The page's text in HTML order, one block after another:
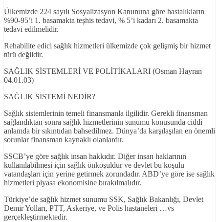
Ülkemizde 224 sayılı Sosyalizasyon Kanununa göre hastalıkların
%90-95’i 1. basamakta teşhis tedavi, % 5’i kadarı 2. basamakta
tedavi edilmelidir.
Rehabilite edici sağlık hizmetleri ülkemizde çok gelişmiş bir hizmet
türü değildir.
SAĞLIK SİSTEMLERİ VE POLİTİKALARI (Osman Hayran
04.01.03)
SAĞLIK SİSTEMİ NEDİR?
Sağlık sistemlerinin temeli finansmanla ilgilidir. Gerekli finansman
sağlandıktan sonra sağlık hizmetlerinin sunumu konusunda ciddi
anlamda bir sıkıntıdan bahsedilmez. Dünya’da karşılaşılan en önemli
sorunlar finansman kaynaklı olanlardır.
SSCB’ye göre sağlık insan hakkıdır. Diğer insan haklarının
kullanılabilmesi için sağlık önkoşuldur ve devlet bu koşulu
vatandaşları için yerine getirmek zorundadır. ABD’ye göre ise sağlık
hizmetleri piyasa ekonomisine bırakılmalıdır.
Türkiye’de sağlık hizmet sunumu SSK, Sağlık Bakanlığı, Devlet
Demir Yolları, PTT, Askeriye, ve Polis hastaneleri …vs
gerçekleştirmektedir.